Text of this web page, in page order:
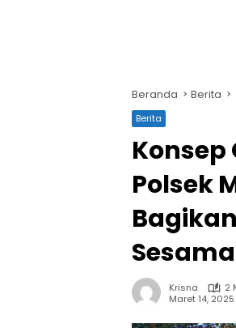
Beranda Berita
Berita
Polsek
Sesama
Krisna
2
Maret 14, 2025